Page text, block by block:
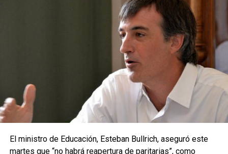
El ministro de Educación, Esteban Bullrich, aseguró este
martes que “no habrá reapertura de paritarias”, como